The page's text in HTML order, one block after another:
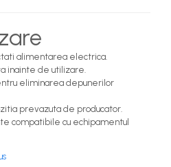
alimentarea electrica.
inainte de utilizare.
eliminarea depunerilor
prevazuta de producator.
compatibile cu echipamentul